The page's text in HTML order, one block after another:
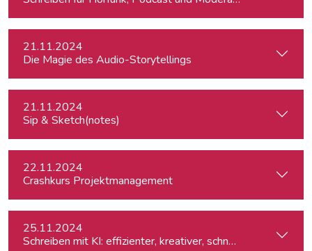
21.11.2024
Die Magie des Audio-Storytellings
21.11.2024
Sip & Sketch(notes)
22.11.2024
Crashkurs Projektmanagement
25.11.2024
Schreiben mit KI: effizienter, kreativer, schneller